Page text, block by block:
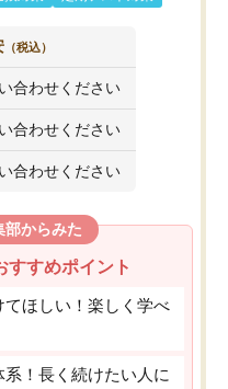
（税込）
合わせください
合わせください
合わせください
部からみた
すすめポイント
てほしい！楽しく学べ
！長く続けたい人に